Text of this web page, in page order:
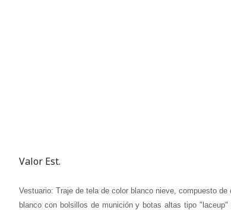
Valor Est.
Vestuario: Traje de tela de color blanco nieve, compuesto
blanco con bolsillos de munición y botas altas tipo